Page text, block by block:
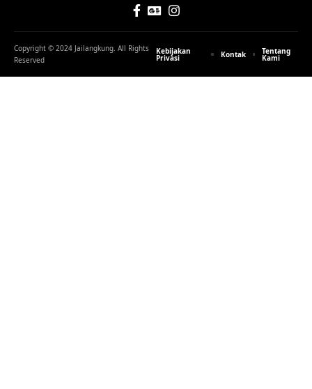
Copyright © 2024 Jailangkung. All Rights
Reserved
Kebijakan
Privasi Kontak Tentang
Kami